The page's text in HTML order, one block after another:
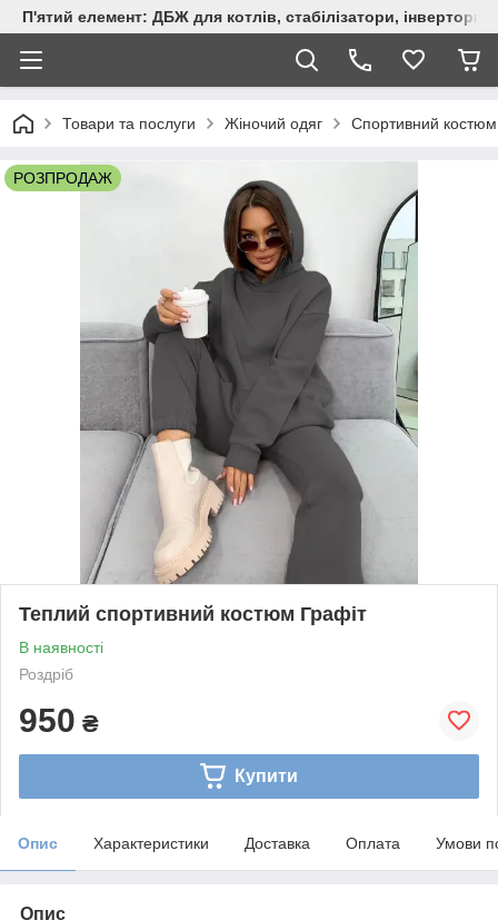
П'ятий елемент: ДБЖ для котлів, стабілізатори, інвертори,
Товари та послуги Жіночий одяг Спортивний
РОЗПРОДАЖ
Теплий спортивний костюм Графіт
В наявності
Роздріб
950 ₴
Купити
Опис Характеристики Доставка Оплата Умови
Опис